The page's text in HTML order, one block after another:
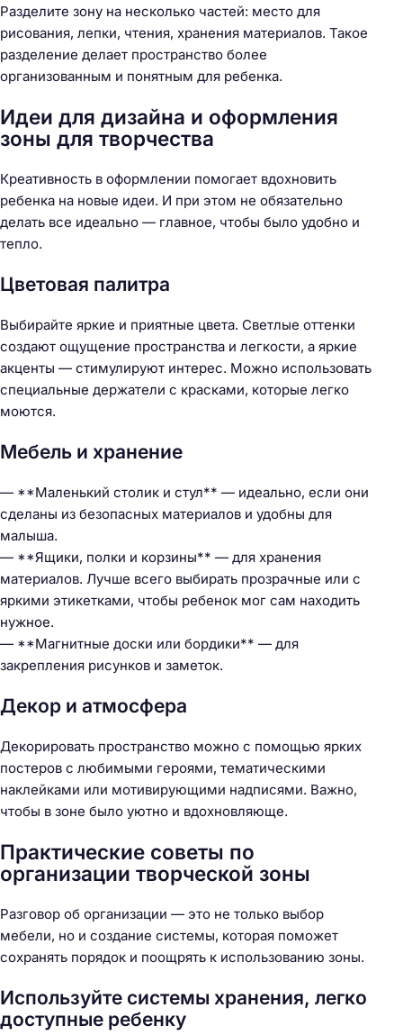
Разделите зону на несколько частей: место для
рисования, лепки, чтения, хранения материалов. Такое
разделение делает пространство более
организованным и понятным для ребенка.
Идеи для дизайна и оформления
зоны для творчества
Креативность в оформлении помогает вдохновить
ребенка на новые идеи. И при этом не обязательно
делать все идеально — главное, чтобы было удобно и
тепло.
Цветовая палитра
Выбирайте яркие и приятные цвета. Светлые оттенки
создают ощущение пространства и легкости, а яркие
акценты — стимулируют интерес. Можно использовать
специальные держатели с красками, которые легко
моются.
Мебель и хранение
— **Маленький столик и стул** — идеально, если они
сделаны из безопасных материалов и удобны для
малыша.
— **Ящики, полки и корзины** — для хранения
материалов. Лучше всего выбирать прозрачные или с
яркими этикетками, чтобы ребенок мог сам находить
нужное.
— **Магнитные доски или бордики** — для
закрепления рисунков и заметок.
Декор и атмосфера
Декорировать пространство можно с помощью ярких
постеров с любимыми героями, тематическими
наклейками или мотивирующими надписями. Важно,
чтобы в зоне было уютно и вдохновляюще.
Практические советы по
организации творческой зоны
Разговор об организации — это не только выбор
мебели, но и создание системы, которая поможет
сохранять порядок и поощрять к использованию зоны.
Используйте системы хранения, легко
доступные ребенку